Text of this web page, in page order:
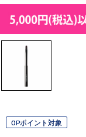
OPポイント対象